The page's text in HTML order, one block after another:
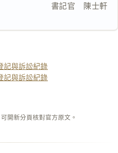
　陳士軒
記與訴訟紀錄
記與訴訟紀錄
開新分頁核對官方原文。
複製給 AI
去換行複製
匯出 PDF
精美列印